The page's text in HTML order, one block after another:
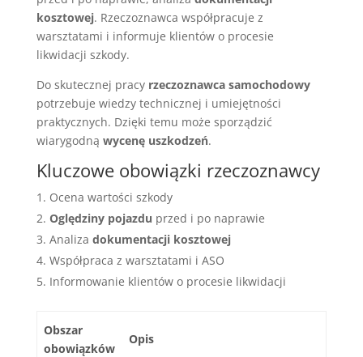
kosztowej. Rzeczoznawca współpracuje z
warsztatami i informuje klientów o procesie
likwidacji szkody.
Do skutecznej pracy rzeczoznawca samochodowy
potrzebuje wiedzy technicznej i umiejętności
praktycznych. Dzięki temu może sporządzić
wiarygodną wycenę uszkodzeń.
Kluczowe obowiązki rzeczoznawcy
Ocena wartości szkody
Oględziny pojazdu przed i po naprawie
Analiza dokumentacji kosztowej
Współpraca z warsztatami i ASO
Informowanie klientów o procesie likwidacji
Obszar
obowiązków
Opis